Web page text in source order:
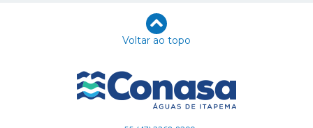
Voltar ao topo